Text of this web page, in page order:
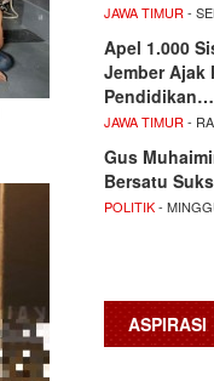
JAWA TIMUR -
Apel 1.000
Jember Ajak
Pendidikan…
JAWA TIMUR -
Gus
Bersatu
POLITIK-
ASPIRASI